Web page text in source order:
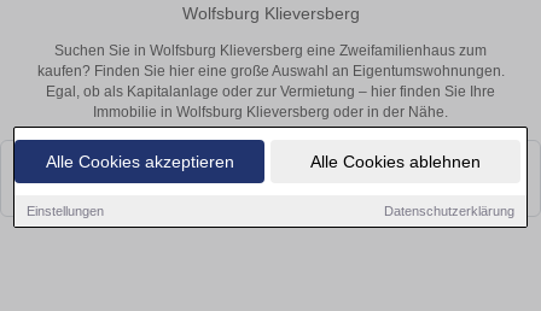
Alle Cookies akzeptieren Alle Cookies ablehnen
Einstellungen Datenschutzerklärung
Wolfsburg Klieversberg
Suchen Sie in Wolfsburg Klieversberg eine Zweifamilienhaus zum
kaufen? Finden Sie hier eine große Auswahl an Eigentumswohnungen.
Egal, ob als Kapitalanlage oder zur Vermietung – hier finden Sie Ihre
Immobilie in Wolfsburg Klieversberg oder in der Nähe.
Leider konnten wir derzeit keine passenden Objekte finden. Schauen Sie
bald wieder vorbei!